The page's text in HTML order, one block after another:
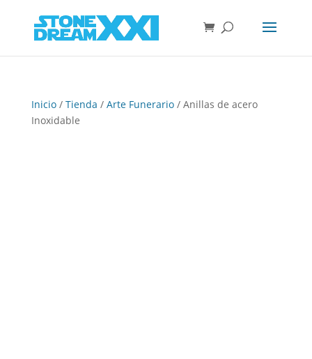
Inicio/ Tienda / Arte Funerario/ Anillas de acero
Inoxidable